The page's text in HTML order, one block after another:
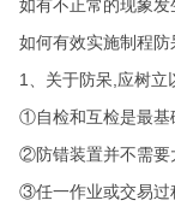
如有不正常的现象发生
如何有效实施制程防
1
、关于防呆,应树
①自检和互检是最基础
②防错装置并不需要
③任一作业或交易过